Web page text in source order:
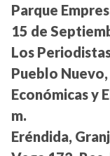
Parque
15 de
Los
Pueblo
Económicas y
m.
Eréndida,